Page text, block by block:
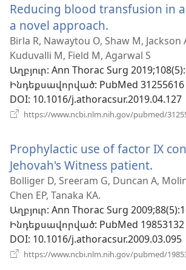
Reducing blood transfusion in
a novel approach.
է
նոր
պատուհան)
Birla R, Nawaytou O, Shaw M, Jackson
Kuduvalli M, Field M, Agarwal S
Աղբյուր‎: Ann Thorac Surg
Ինդեքսավորված‎: PubMed 31255616
DOI‎: 10.1016/j.athoracsur.2019.04.127
https://www.ncbi.nlm.nih.gov/pubmed/
Prophylactic use of factor IX
Jehovah's Witness patient.
է
Bolliger D, Sreeram G, Duncan A,
Chen EP, Tanaka KA.
Աղբյուր‎: Ann Thorac Surg
Ինդեքսավորված‎: PubMed 19853132
DOI‎: 10.1016/j.athoracsur.2009.03.095
https://www.ncbi.nlm.nih.gov/pubmed/